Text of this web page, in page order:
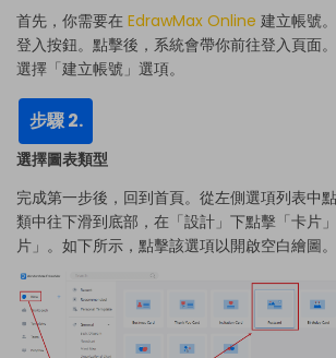
首先，你需要在 EdrawMax Online 建立帳號
登入按鈕。點擊後，系統會帶你前往登入頁面
選擇「建立帳號」選項。
步驟 2.
選擇圖表類型
完成第一步後，回到首頁。從左側選項列表中
類中往下滑到底部，在「設計」下點擊「卡片
片」。如下所示，點擊該選項以開啟空白繪圖。